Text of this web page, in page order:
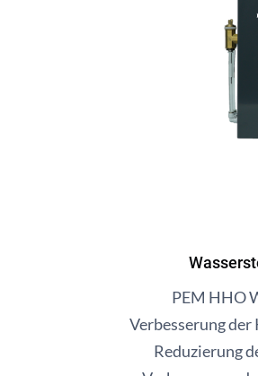
PEM HHO
Verbesserung
Reduzierung